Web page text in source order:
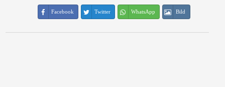
Facebook Twitter WhatsApp Bild